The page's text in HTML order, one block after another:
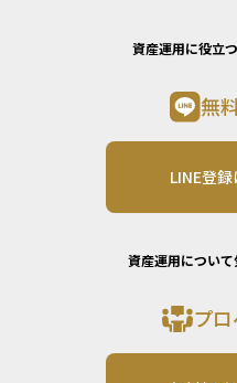
資産運用に役立
無
LINE登
資産運用につい
プ